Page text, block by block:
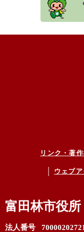
リンク・著
ウェブ
富田林市役所
法人番号